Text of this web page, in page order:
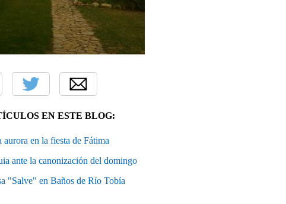
EN ESTE BLOG:
aurora en la fiesta de Fátima
ante la canonización del domingo
"Salve" en Baños de Río Tobía